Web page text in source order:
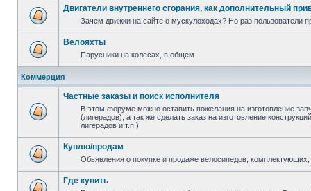
Двигатели внутреннего сгорания, как дополнительный
Зачем движки на сайте о мускулоходах? Но раз пользователи
Велояхты
Парусники на колесах, в общем
Коммерция
Частные заказы и поиск исполнителя
В этом форуме можно оставить пожелания на изготовление
(лигерадов), а так же сделать заказ на изготовление
лигерадов и т.п.)
Куплю/продам
Обьявления о покупке и продаже велосипедов,
Где купить